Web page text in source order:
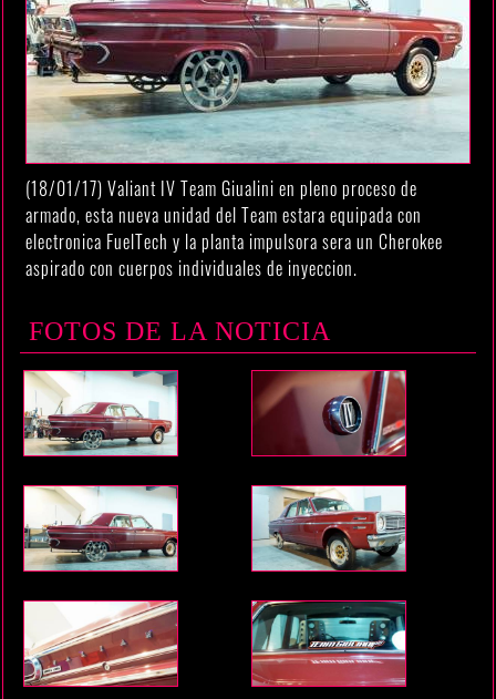
(18/01/17) Valiant IV Team Giualini en pleno proceso de
armado, esta nueva unidad del Team estara equipada con
electronica FuelTech y la planta impulsora sera un Cherokee
aspirado con cuerpos individuales de inyeccion.
FOTOS DE LA NOTICIA